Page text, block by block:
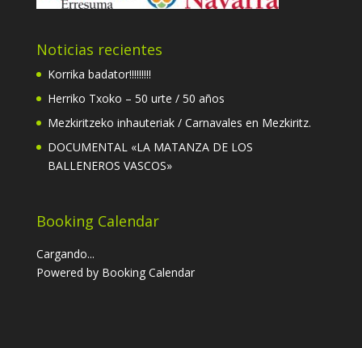
Noticias recientes
Korrika badator!!!!!!!!!
Herriko Txoko – 50 urte / 50 años
Mezkiritzeko inhauteriak / Carnavales en Mezkiritz.
DOCUMENTAL «LA MATANZA DE LOS
BALLENEROS VASCOS»
Booking Calendar
Cargando...
Powered by Booking Calendar